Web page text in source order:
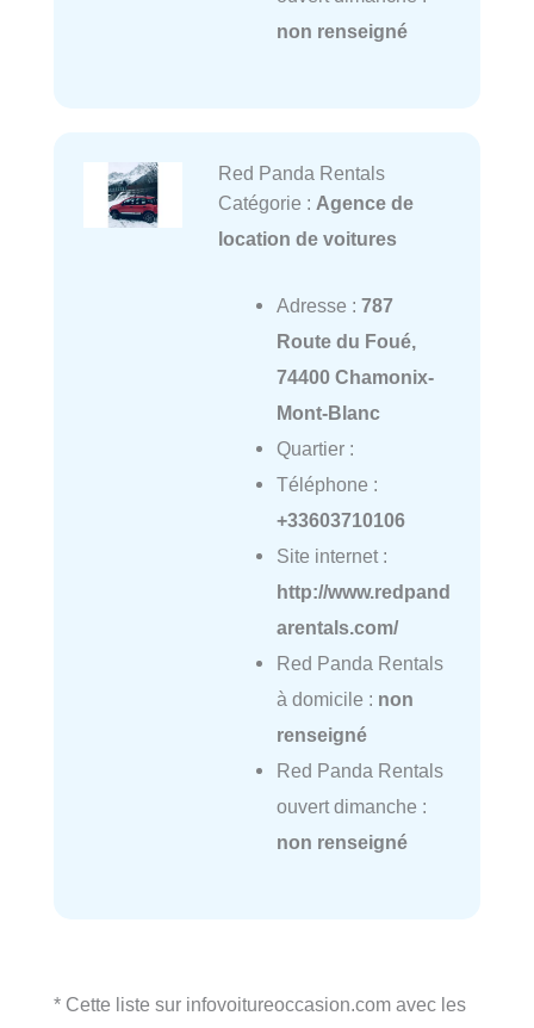
non renseigné
Red Panda Rentals
Catégorie : Agence de
location de voitures
Adresse : 787
Route du Foué,
74400 Chamonix-
Mont-Blanc
Quartier :
Téléphone :
+33603710106
Site internet :
http://www.redpand
arentals.com/
Red Panda Rentals
à domicile : non
renseigné
Red Panda Rentals
ouvert dimanche :
non renseigné
* Cette liste sur infovoitureoccasion.com avec les